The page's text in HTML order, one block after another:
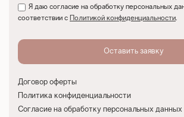
Я даю согласие на обработку персональных
соответствии с Политикой конфиденциальности.
Договор оферты
Политика конфиденциальности
Согласие на обработку персональных данных